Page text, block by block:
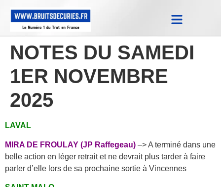
NOTES DU SAMEDI
1ER NOVEMBRE
2025
LAVAL
MIRA DE FROULAY (JP Raffegeau) –> A terminé dans une
belle action en léger retrait et ne devrait plus tarder à faire
parler d’elle lors de sa prochaine sortie à Vincennes